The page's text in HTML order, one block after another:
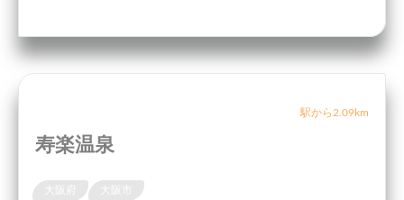
駅から2.09km
寿楽温泉